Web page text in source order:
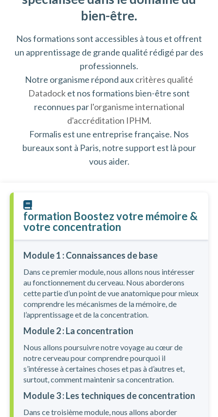
bien-être.
Nos formations sont accessibles à tous et offrent
un apprentissage de grande qualité rédigé par des
professionnels.
Notre organisme répond auxcritères qualité
Datadocket nos formations bien-être sont
reconnues parl'organisme international
d'accréditation IPHM.
Formalis est une entreprise française. Nos
bureaux sont à Paris, notre support est là pour
vous aider.
formation Boostez votre mémoire &
votre concentration
Module 1 : Connaissances de base
Dans ce premier module, nous allons nous intéresser
au fonctionnement du cerveau. Nous aborderons
cette partie d’un point de vue anatomique pour mieux
comprendre les mécanismes de la mémoire, de
l’apprentissage et de la concentration.
Module 2 : La concentration
Nous allons poursuivre notre voyage au cœur de
notre cerveau pour comprendre pourquoi il
s’intéresse à certaines choses et pas à d’autres et,
surtout, comment maintenir sa concentration.
Module 3 : Les techniques de concentration
Dans ce troisième module, nous allons aborder